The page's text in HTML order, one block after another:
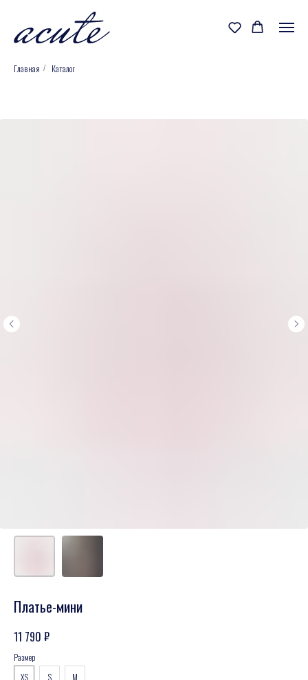
Главная / Каталог
Платье-мини
11 790 ₽
Размер
XS
S M